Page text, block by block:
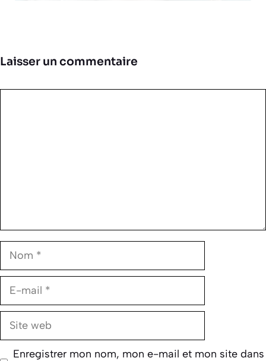
Laisser un commentaire
Nom
E-
Site
Enregistrer mon nom, mon e-mail et mon site dans